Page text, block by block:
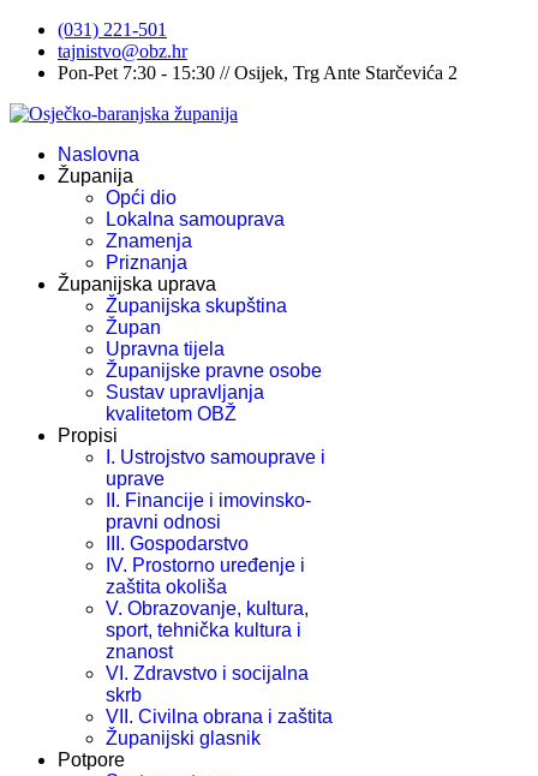
(031) 221-501
tajnistvo@obz.hr
Pon-Pet 7:30 - 15:30 // Osijek, Trg Ante Starčevića 2
Naslovna
Županija
Opći dio
Lokalna samouprava
Znamenja
Priznanja
Županijska uprava
Županijska skupština
Župan
Upravna tijela
Županijske pravne osobe
Sustav upravljanja
kvalitetom OBŽ
Propisi
I. Ustrojstvo samouprave i
uprave
II. Financije i imovinsko-
pravni odnosi
III. Gospodarstvo
IV. Prostorno uređenje i
zaštita okoliša
V. Obrazovanje, kultura,
sport, tehnička kultura i
znanost
VI. Zdravstvo i socijalna
skrb
VII. Civilna obrana i zaštita
Županijski glasnik
Potpore